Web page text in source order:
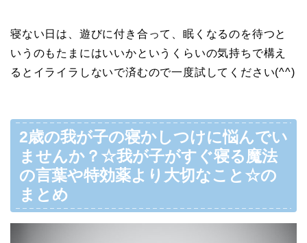
寝ない日は、遊びに付き合って、眠くなるのを待つと
いうのもたまにはいいかというくらいの気持ちで構え
るとイライラしないで済むので一度試してください(^^)
2歳の我が子の寝かしつけに悩んでい
ませんか？☆我が子がすぐ寝る魔法
の言葉や特効薬より大切なこと☆の
まとめ